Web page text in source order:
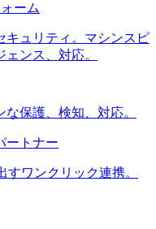
ーム
キュリティ。マシンスピ
ンス、対応。
保護、検知、対応。
ートナー
すワンクリック連携。